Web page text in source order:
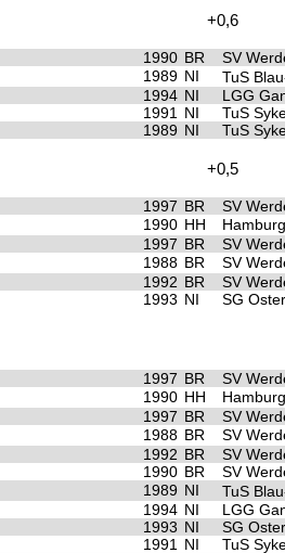
+0,6
1990 BR
SV
1989 NI
TuS
1994 NI
LGG
1991 NI
TuS
1989 NI TuS
+0,5
1997 BR
SV
1990 HH
1997 BR
SV
1988 BR
SV
1992 BR
SV
1993 NI SG
1997 BR
SV
1990 HH
1997 BR
SV
1988 BR
SV
1992 BR
SV
1990 BR
SV
1989 NI
TuS
1994 NI
LGG
1993 NI
SG
1991 NI
TuS